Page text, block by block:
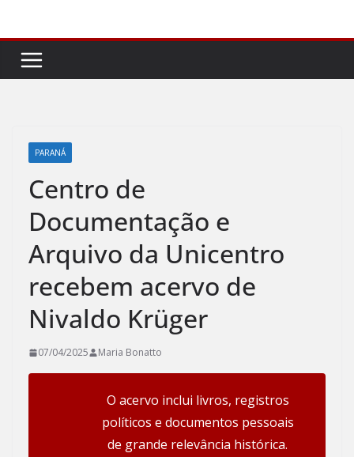
conteúdo
PARANÁ
Centro de
Documentação e
Arquivo da Unicentro
recebem acervo de
Nivaldo Krüger
07/04/2025 Maria Bonatto
O acervo inclui livros, registros
políticos e documentos pessoais
de grande relevância histórica.